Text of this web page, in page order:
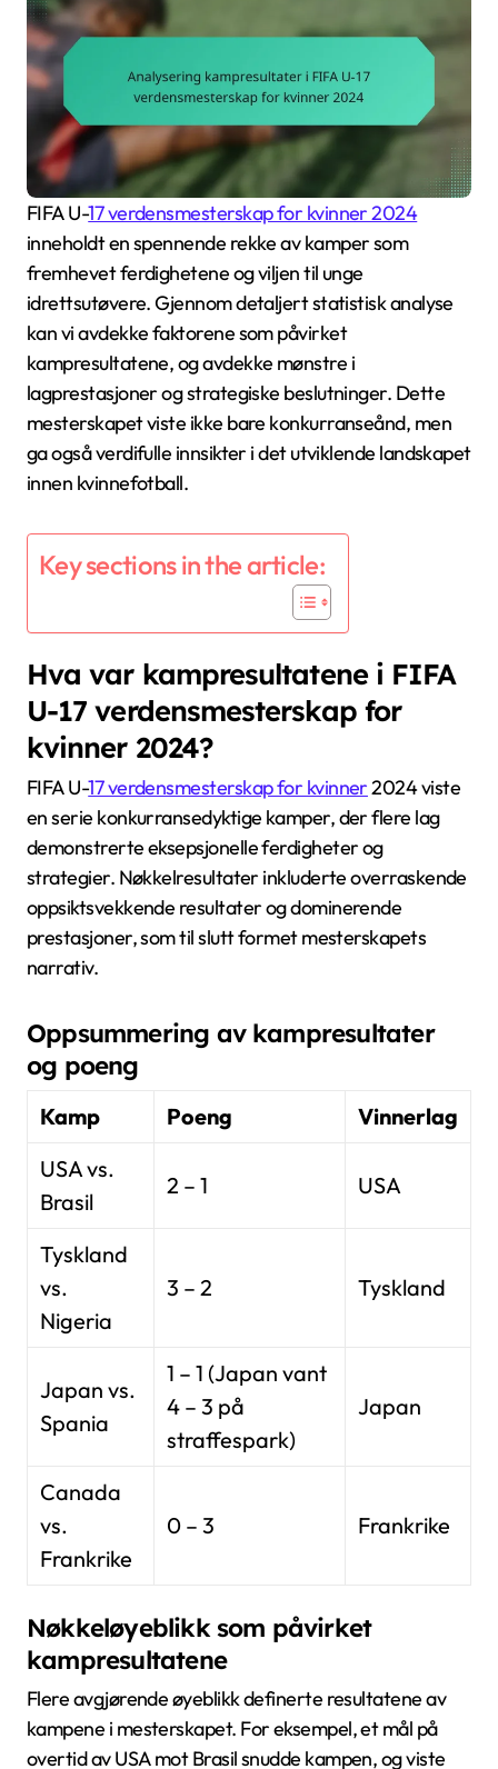
FIFA U-17 verdensmesterskap for kvinner 2024
inneholdt en spennende rekke av kamper som
fremhevet ferdighetene og viljen til unge
idrettsutøvere. Gjennom detaljert statistisk analyse
kan vi avdekke faktorene som påvirket
kampresultatene, og avdekke mønstre i
lagprestasjoner og strategiske beslutninger. Dette
mesterskapet viste ikke bare konkurranseånd, men
ga også verdifulle innsikter i det utviklende landskapet
innen kvinnefotball.
Key sections in the article:
Hva var kampresultatene i FIFA
U-17 verdensmesterskap for
kvinner 2024?
FIFA U-17 verdensmesterskap for kvinner2024 viste
en serie konkurransedyktige kamper, der flere lag
demonstrerte eksepsjonelle ferdigheter og
strategier. Nøkkelresultater inkluderte overraskende
oppsiktsvekkende resultater og dominerende
prestasjoner, som til slutt formet mesterskapets
narrativ.
Oppsummering av kampresultater
og poeng
Kamp Poeng
Vinnerlag
USA vs.
Brasil
2 – 1 USA
Tyskland
vs.
Nigeria
3 – 2 Tyskland
Japan vs.
Spania
1 – 1 (Japan vant
4 – 3 på
straffespark)
Japan
Canada
vs.
Frankrike
0 – 3 Frankrike
Nøkkeløyeblikk som påvirket
kampresultatene
Flere avgjørende øyeblikk definerte resultatene av
kampene i mesterskapet. For eksempel, et mål på
overtid av USA mot Brasil snudde kampen, og viste